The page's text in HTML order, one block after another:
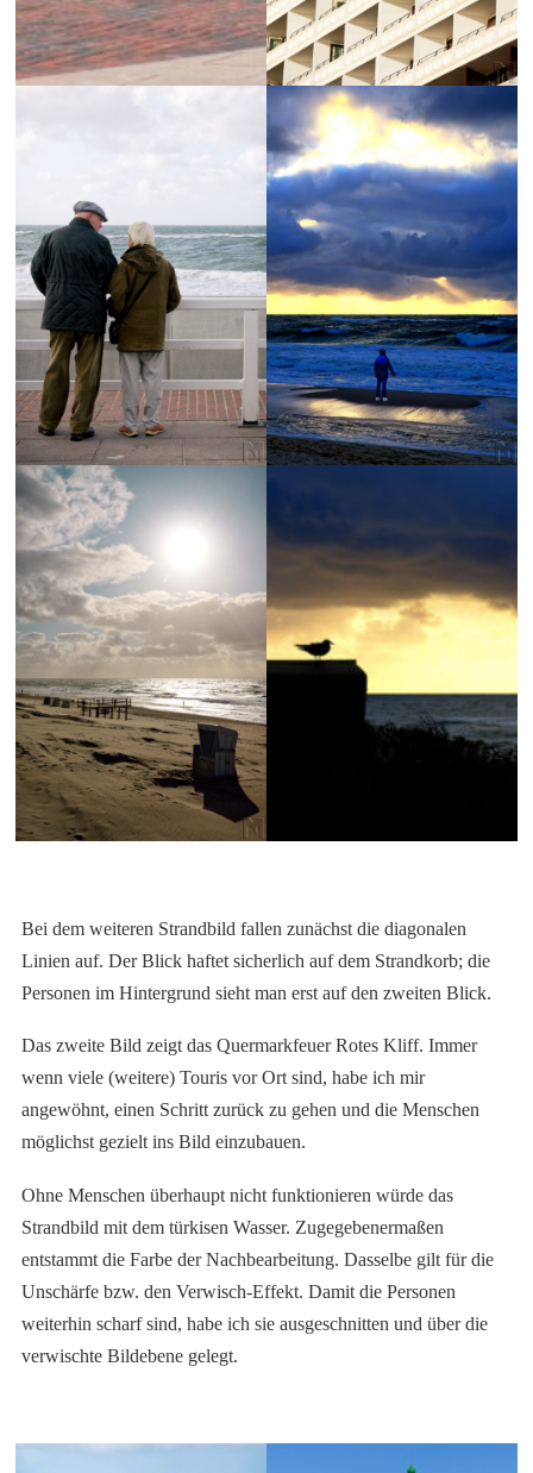
Bei dem weiteren Strandbild fallen zunächst die diagonalen
Linien auf. Der Blick haftet sicherlich auf dem Strandkorb; die
Personen im Hintergrund sieht man erst auf den zweiten Blick.
Das zweite Bild zeigt das Quermarkfeuer Rotes Kliff. Immer
wenn viele (weitere) Touris vor Ort sind, habe ich mir
angewöhnt, einen Schritt zurück zu gehen und die Menschen
möglichst gezielt ins Bild einzubauen.
Ohne Menschen überhaupt nicht funktionieren würde das
Strandbild mit dem türkisen Wasser. Zugegebenermaßen
entstammt die Farbe der Nachbearbeitung. Dasselbe gilt für die
Unschärfe bzw. den Verwisch-Effekt. Damit die Personen
weiterhin scharf sind, habe ich sie ausgeschnitten und über die
verwischte Bildebene gelegt.